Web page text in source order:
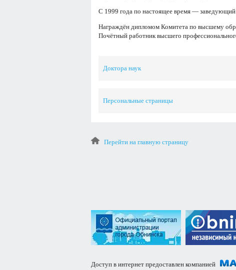
С 1999 года по настоящее время —
Награждён дипломом Комитета по высшему
Почётный работник высшего
Доктора наук
Персональные страницы
Перейти на главную страницу
Доступ в интернет предоставлен компанией